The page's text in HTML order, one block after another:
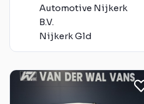
Automotive Nijkerk
B.V.
Nijkerk Gld